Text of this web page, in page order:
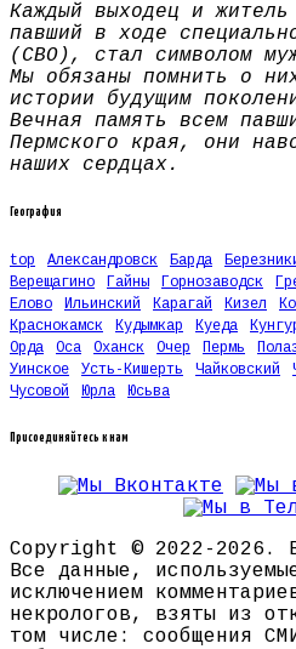
Каждый выходец и
павший в ходе
(СВО), стал символом
Мы обязаны помнить о
истории будущим
Вечная память всем
Пермского края, они
наших сердцах.
География
top Александровск Барда
Верещагино
Гайны Горнозаводск
Елово
Ильинский Карагай Кизел
Краснокамск
Кудымкар Куеда
Орда
Оса Оханск Очер Пермь
Уинское
Усть-Кишерть Чайковский
Чусовой
Юрла Юсьва
Присоединяйтесь к нам
Copyright © 2022-2026.
Все данные,
исключением
некрологов, взяты из
том числе: сообщения